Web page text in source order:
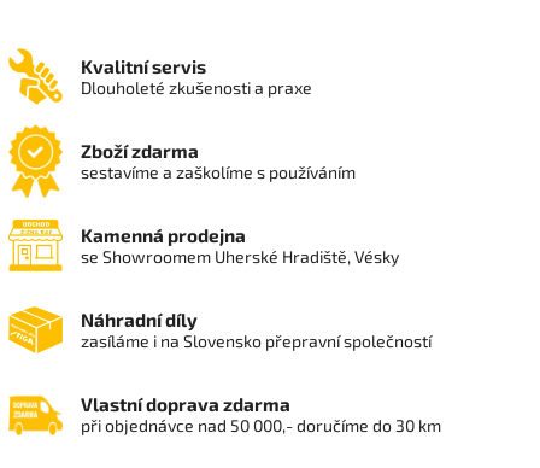
Kvalitní servis
Dlouholeté zkušenosti a praxe
Zboží zdarma
sestavíme a zaškolíme s používáním
Kamenná prodejna
se Showroomem Uherské Hradiště, Vésky
Náhradní díly
zasíláme i na Slovensko přepravní společností
Vlastní doprava zdarma
při objednávce nad 50 000,- doručíme do 30 km